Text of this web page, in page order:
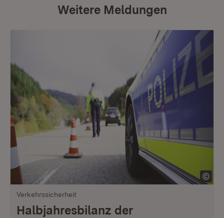
Weitere Meldungen
Verkehrssicherheit
Halbjahresbilanz der